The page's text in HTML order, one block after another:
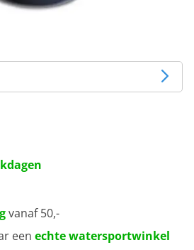
vanaf 50,-
een echte watersportwinkel